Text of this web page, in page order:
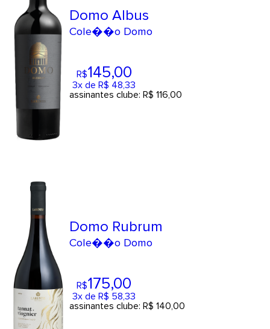
Domo Albus
Cole��o Domo
R$145,00
3x de R$ 48,33
assinantes clube: R$ 116,00
Domo Rubrum
Cole��o Domo
R$175,00
3x de R$ 58,33
assinantes clube: R$ 140,00